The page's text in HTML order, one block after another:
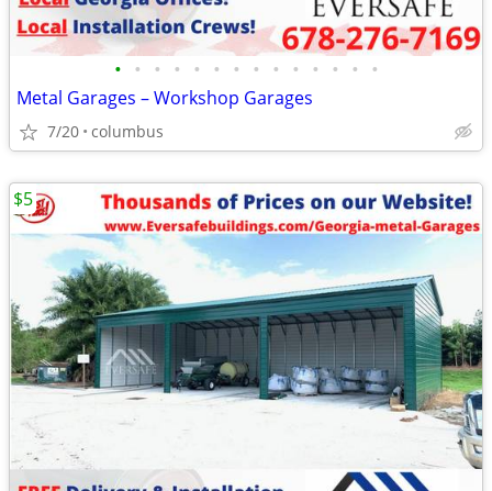
• • • • • • • • • • • • • •
Metal Garages – Workshop Garages
7/20 columbus
$5